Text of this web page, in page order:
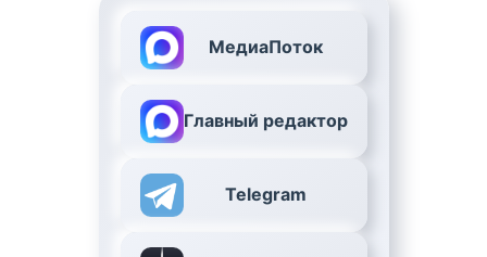
МедиаПоток
Главный редактор
Telegram